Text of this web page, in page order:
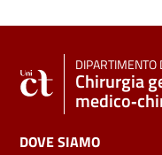
DIPARTIMENTO
Chirurgia
DOVE SIAMO